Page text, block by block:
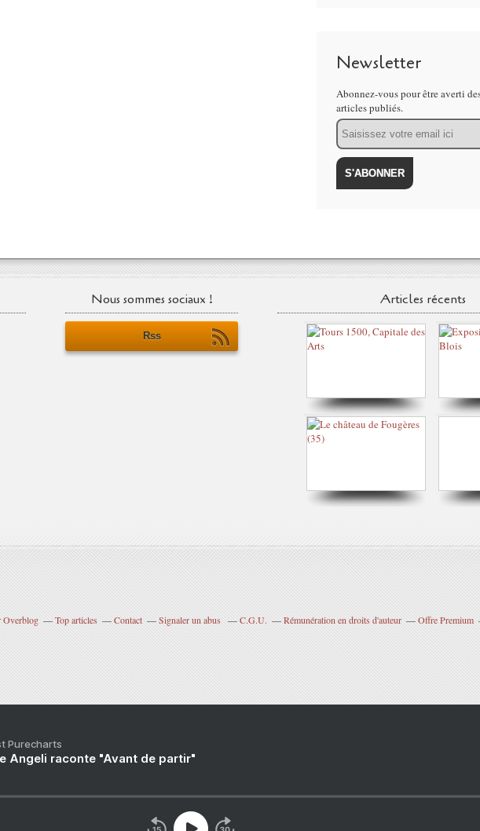
Newsletter
Abonnez-vous pour être averti
articles publiés.
Email
Nous sommes sociaux !
Rss
Articles récents
Overblog Top articles Contact Signaler un abus C.G.U. Rémunération en droits d'auteur Offre Premium
Purecharts
Angeli raconte "Avant de partir"